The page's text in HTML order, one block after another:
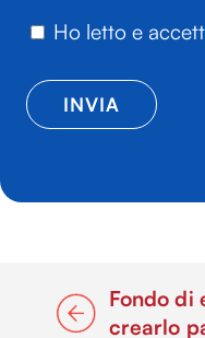
Ho letto e
Fondo di
crearlo